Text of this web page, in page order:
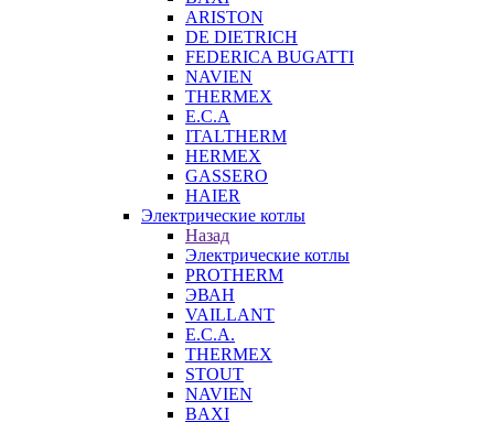
ARISTON
DE DIETRICH
FEDERICA BUGATTI
NAVIEN
THERMEX
E.C.A
ITALTHERM
HERMEX
GASSERO
HAIER
Электрические котлы
Назад
Электрические котлы
PROTHERM
ЭВАН
VAILLANT
E.C.A.
THERMEX
STOUT
NAVIEN
BAXI